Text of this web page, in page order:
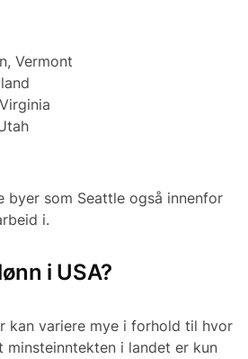
Vermont
byer som Seattle også innenfor
i.
i USA?
kan variere mye i forhold til hvor
i landet er kun